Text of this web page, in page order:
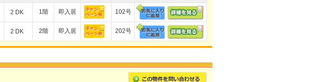
2 DK 1階 即入居 102号
2 DK 2階 即入居 202号